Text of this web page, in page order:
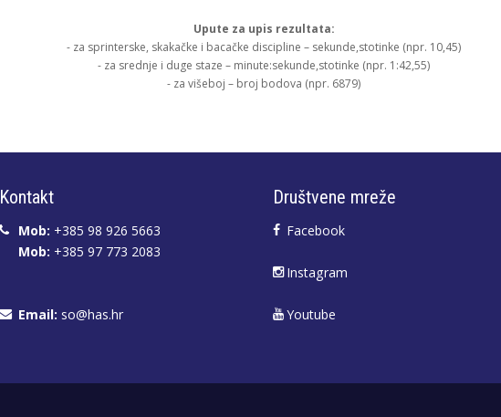
Upute za upis rezultata:
- za sprinterske, skakačke i bacačke discipline – sekunde,stotinke (npr. 10,45)
- za srednje i duge staze – minute:sekunde,stotinke (npr. 1:42,55)
- za višeboj – broj bodova (npr. 6879)
Kontakt
Mob: +385 98 926 5663
Mob: +385 97 773 2083
Email: so@has.hr
Društvene mreže
Facebook
Instagram
Youtube